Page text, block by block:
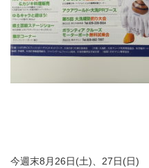
今週末8月26日(土)、27日(日)